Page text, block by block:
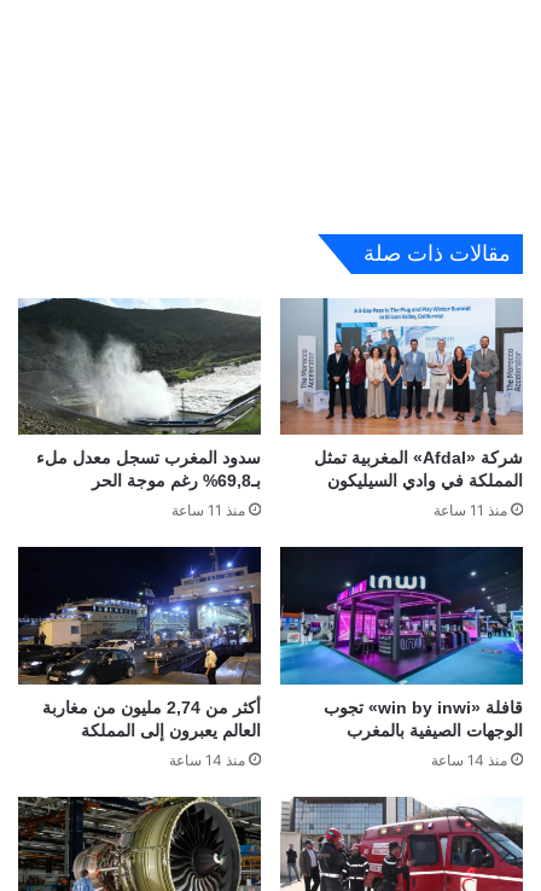
مقالات ذات صلة
شركة «Afdal» المغربية تمثل
المملكة في وادي السيليكون
منذ 11 ساعة
سدود المغرب تسجل معدل ملء
بـ69,8% رغم موجة الحر
منذ 11 ساعة
قافلة «win by inwi» تجوب
الوجهات الصيفية بالمغرب
منذ 14 ساعة
أكثر من 2,74 مليون من مغاربة
العالم يعبرون إلى المملكة
منذ 14 ساعة